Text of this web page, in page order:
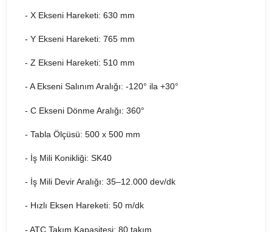
- X Ekseni Hareketi: 630 mm
- Y Ekseni Hareketi: 765 mm
- Z Ekseni Hareketi: 510 mm
- A Ekseni Salınım Aralığı: -120° ila +30°
- C Ekseni Dönme Aralığı: 360°
- Tabla Ölçüsü: 500 x 500 mm
- İş Mili Konikliği: SK40
- İş Mili Devir Aralığı: 35–12.000 dev/dk
- Hızlı Eksen Hareketi: 50 m/dk
- ATC Takım Kapasitesi: 80 takım